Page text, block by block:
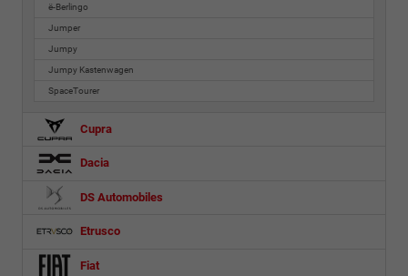
ë-Berlingo
Jumper
Jumpy
Jumpy Kastenwagen
SpaceTourer
Cupra
Dacia
DS Automobiles
Etrusco
Fiat